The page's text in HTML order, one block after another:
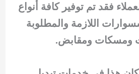
فقد تم توفير كافة أنواع
اللازمة والمطلوبة
ومسكات ومقابض.